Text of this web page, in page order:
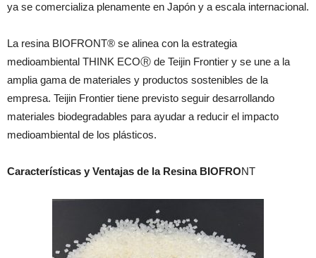
ya se comercializa plenamente en Japón y a escala internacional.
La resina BIOFRONT® se alinea con la estrategia
medioambiental THINK ECOⓇ de Teijin Frontier y se une a la
amplia gama de materiales y productos sostenibles de la
empresa. Teijin Frontier tiene previsto seguir desarrollando
materiales biodegradables para ayudar a reducir el impacto
medioambiental de los plásticos.
Características y Ventajas de la Resina BIOFRONT